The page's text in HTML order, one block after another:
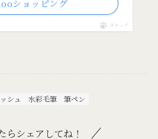
ショッピング
ポチップ
シュ 水彩毛筆 筆ペン
らシェアしてね！